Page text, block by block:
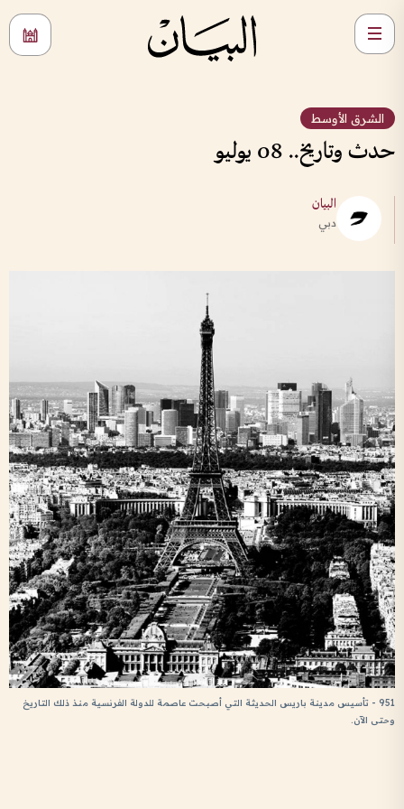
الشرق الأوسط
حدث وتاريخ.. 08 يوليو
البيان
دبي
951 - تأسيس مدينة باريس الحديثة التي أصبحت عاصمة للدولة الفرنسية منذ ذلك التاريخ
وحتى الآن.